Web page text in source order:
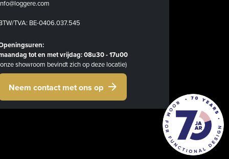
TVA: BE-0406.037.545
tot en met vrijdag: 08u30 - 17u00
showroom bevindt zich op deze locatie)
Neem contact met ons op